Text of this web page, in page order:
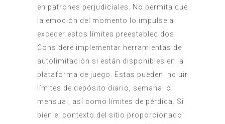
en patrones perjudiciales. No permita que
la emoción del momento lo impulse a
exceder estos límites preestablecidos.
Considere implementar herramientas de
autolimitación si están disponibles en la
plataforma de juego. Estas pueden incluir
límites de depósito diario, semanal o
mensual, así como límites de pérdida. Si
bien el contexto del sitio proporcionado